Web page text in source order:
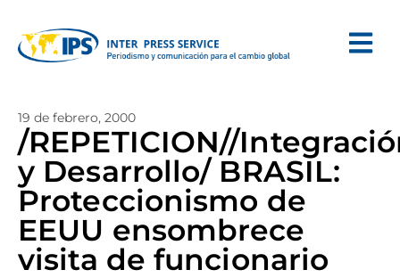
19 de febrero, 2000
/REPETICION//
y Desarrollo/ BRASIL:
Proteccionismo de
EEUU ensombrece
visita de funcionario